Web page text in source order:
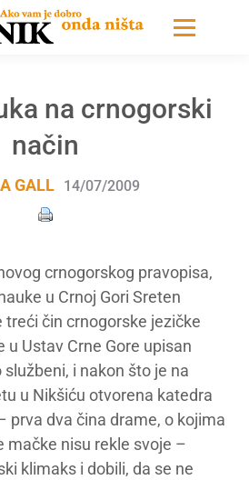
na crnogorski
način
GALL 14/07/2009
crnogorskog pravopisa,
u Crnoj Gori Sreten
treći čin crnogorske jezičke
u Ustav Crne Gore upisan
i nakon što je na
u Nikšiću otvorena katedra
prva dva čina drame, o kojima
mačke nisu rekle svoje –
klimaks i dobili, da se ne